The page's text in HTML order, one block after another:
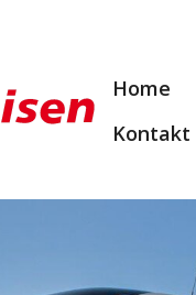
Home
Kontakt